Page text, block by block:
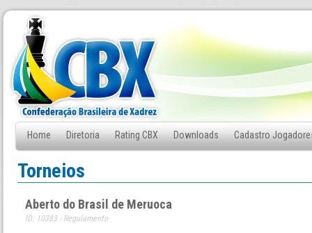
Home Diretoria Rating CBX Downloads Cadastro
Fale Conosco
Torneios
Aberto do Brasil de Meruoca
ID: 10383 - Regulamento